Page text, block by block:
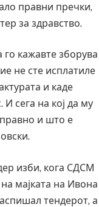
правни пречки,
за здравство.
го кажавте зборува
не сте исплатиле
и каде
сега на кој да му
и што е
изби, кога СДСМ
мајката на Ивона
тендерот, а